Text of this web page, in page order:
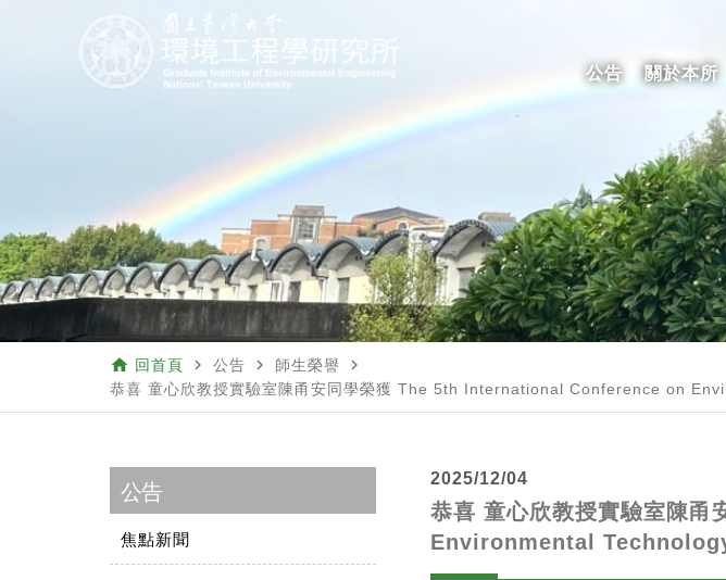
公告 關於本所
home 回首頁 navigate_next 公告 navigate_next 師生榮譽 navigate_next
恭喜 童心欣教授實驗室陳甬安同學榮獲 The 5th International Conference on
公告
焦點新聞
2025/12/04
恭喜 童心欣教授實驗室陳
Environmental